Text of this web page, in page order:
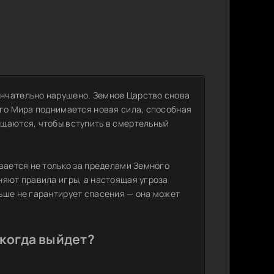
нарушено. Земное Царство снова
Мира поднимается новая сила, способная
чтобы вступить в смертельный
не только за пределами Земного
правила игры, а настоящая угроза
не гарантирует спасения — она может
выйдет?